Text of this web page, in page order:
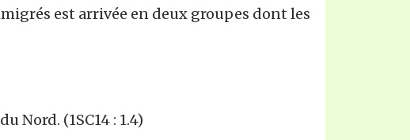
est arrivée en deux groupes dont les
Nord. (1SC14 : 1.4)